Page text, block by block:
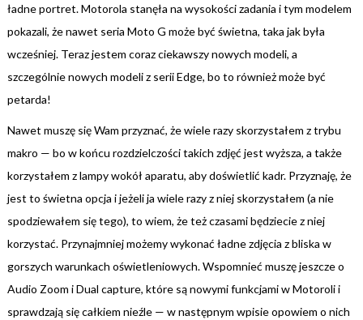
ładne portret. Motorola stanęła na wysokości zadania i tym modelem
pokazali, że nawet seria Moto G może być świetna, taka jak była
wcześniej. Teraz jestem coraz ciekawszy nowych modeli, a
szczególnie nowych modeli z serii Edge, bo to również może być
petarda!
Nawet muszę się Wam przyznać, że wiele razy skorzystałem z trybu
makro — bo w końcu rozdzielczości takich zdjęć jest wyższa, a także
korzystałem z lampy wokół aparatu, aby doświetlić kadr. Przyznaję, że
jest to świetna opcja i jeżeli ja wiele razy z niej skorzystałem (a nie
spodziewałem się tego), to wiem, że też czasami będziecie z niej
korzystać. Przynajmniej możemy wykonać ładne zdjęcia z bliska w
gorszych warunkach oświetleniowych. Wspomnieć muszę jeszcze o
Audio Zoom i Dual capture, które są nowymi funkcjami w Motoroli i
sprawdzają się całkiem nieźle — w następnym wpisie opowiem o nich